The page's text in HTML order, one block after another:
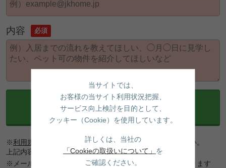
内容 必須
確認画面へ
※利用規約 プライバシーポリシーを必ずお読みください。
上記内容に同意頂いた場合は、確認画面へお進みください。
※メール連絡をご希望でも、メールアドレスに間違いがあります
当サイトでは、
お客様の当サイト利用状況把握、
サービス向上検討を目的として、
クッキー（Cookie）を使用しています。
詳しくは、当社の
「Cookieの取扱いについて」 を
ご確認ください。